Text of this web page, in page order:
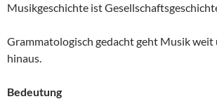
Musikgeschichte ist
Grammatologisch gedacht geht Musik
hinaus.
Bedeutung